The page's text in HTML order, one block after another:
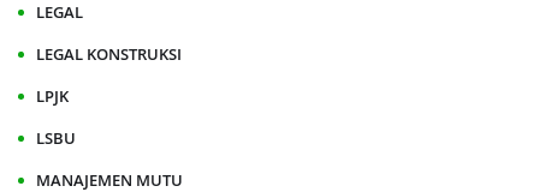
LEGAL
LEGAL KONSTRUKSI
LPJK
LSBU
MANAJEMEN MUTU